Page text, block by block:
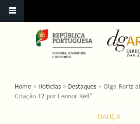
YOU ARE HERE
Home » Notícias » Destaques » Olga Roriz
Criação 12 por Leonor Keil"
DANÇA